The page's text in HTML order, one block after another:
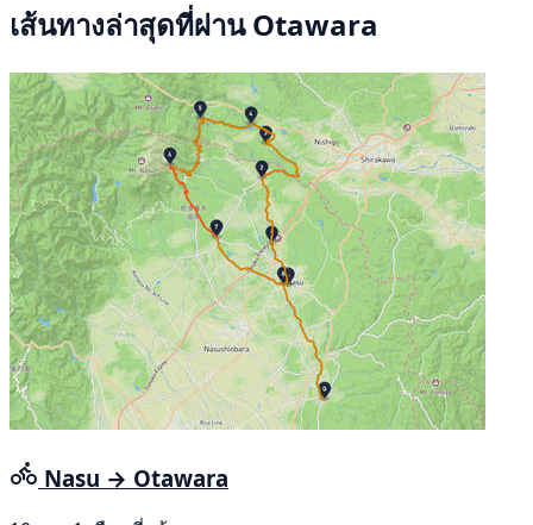
เส้นทางล่าสุดที่ผ่าน Otawara
Nasu → Otawara